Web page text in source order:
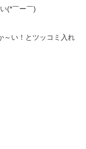
(*￣ー￣)
～い！とツッコミ入れ